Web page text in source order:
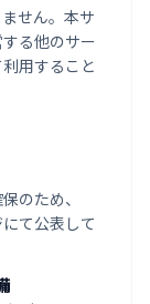
せん。本サ
る他のサー
用すること
のため、
て公表して